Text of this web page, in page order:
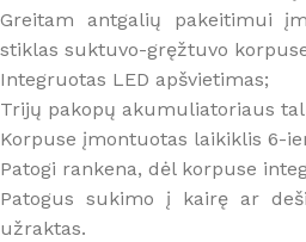
Greitam antgalių pakeitimui
stiklas suktuvo-gręžtuvo
Integruotas LED apšvietimas;
Trijų pakopų akumuliatoriaus
Korpuse įmontuotas laikiklis 6-
Patogi rankena, dėl korpuse
Patogus sukimo į kairę ar
užraktas.